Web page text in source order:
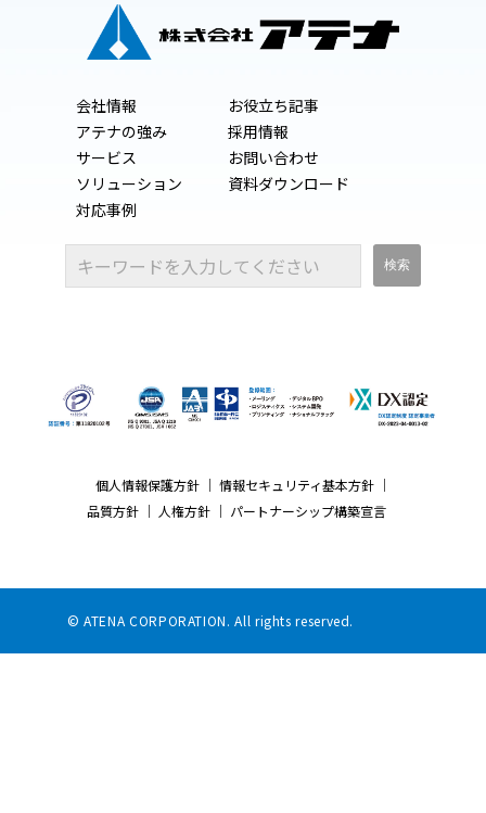
会社情報
お役立ち記事
アテナの強み
採用情報
サービス
お問い合わせ
ソリューション
資料ダウンロード
対応事例
個人情報保護方針 ｜ 情報セキュリティ基本方針 ｜
品質方針 ｜ 人権方針 ｜ パートナーシップ構築宣言
© ATENA CORPORATION. All rights reserved.